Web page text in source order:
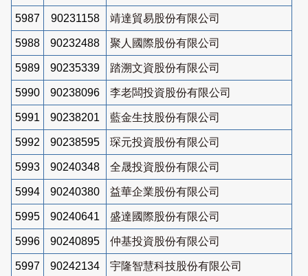
5987 90231158 靖達貿易股份有限公司
5988 90232488 聚人國際股份有限公司
5989 90235339 踏溯文資股份有限公司
5990 90238096 李老闆投資股份有限公司
5991 90238201 藍金生技股份有限公司
5992 90238595 琛元投資股份有限公司
5993 90240348 全晟投資股份有限公司
5994 90240380 益華企業股份有限公司
5995 90240641 盛達國際股份有限公司
5996 90240895 仲基投資股份有限公司
5997 90242134 宇隆智慧科技股份有限公司